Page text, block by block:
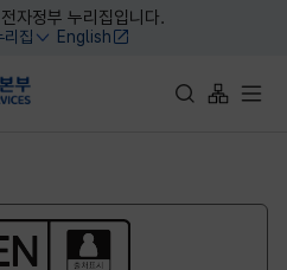
대메뉴 바로가기
본문 바로가기
자정부 누리집입니다.
리집
기
English
통합검색 바로가
사이트맵
전체